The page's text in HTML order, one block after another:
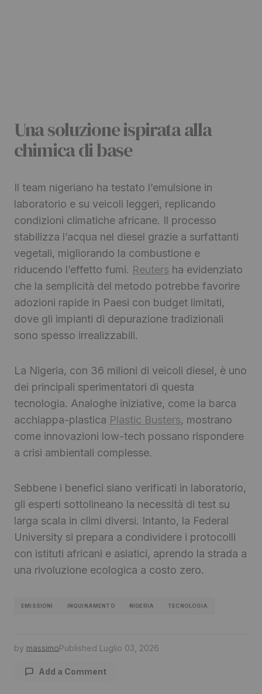
Una soluzione ispirata alla
chimica di base
Il team nigeriano ha testato l’emulsione in
laboratorio e su veicoli leggeri, replicando
condizioni climatiche africane. Il processo
stabilizza l’acqua nel diesel grazie a surfattanti
vegetali, migliorando la combustione e
riducendo l’effetto fumi. Reuters ha evidenziato
che la semplicità del metodo potrebbe favorire
adozioni rapide in Paesi con budget limitati,
dove gli impianti di depurazione tradizionali
sono spesso irrealizzabili.
La Nigeria, con 36 milioni di veicoli diesel, è uno
dei principali sperimentatori di questa
tecnologia. Analoghe iniziative, come la barca
acchiappa-plastica Plastic Busters, mostrano
come innovazioni low-tech possano rispondere
a crisi ambientali complesse.
Sebbene i benefici siano verificati in laboratorio,
gli esperti sottolineano la necessità di test su
larga scala in climi diversi. Intanto, la Federal
University si prepara a condividere i protocolli
con istituti africani e asiatici, aprendo la strada a
una rivoluzione ecologica a costo zero.
EMISSIONI INQUINAMENTO NIGERIA TECNOLOGIA
by massimoPublished Luglio 03, 2026
Add a Comment